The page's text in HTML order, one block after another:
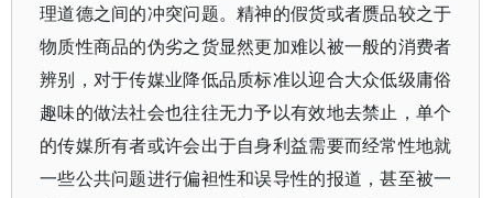
理道德之间的冲突问题。精神的假货或者赝品较之于
物质性商品的伪劣之货显然更加难以被一般的消费者
辨别，对于传媒业降低品质标准以迎合大众低级庸俗
趣味的做法社会也往往无力予以有效地去禁止，单个
的传媒所有者或许会出于自身利益需要而经常性地就
一些公共问题进行偏袒性和误导性的报道，甚至被一